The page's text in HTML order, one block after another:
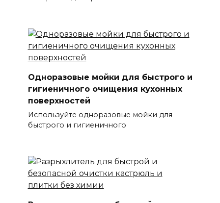
Одноразовые мойки для быстрого и
гигиеничного очищения кухонных
поверхностей
Используйте одноразовые мойки для
быстрого и гигиеничного